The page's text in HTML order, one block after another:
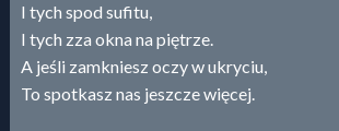
I tych spod sufitu,
I tych zza okna na piętrze.
A jeśli zamkniesz oczy w ukryciu,
To spotkasz nas jeszcze więcej.